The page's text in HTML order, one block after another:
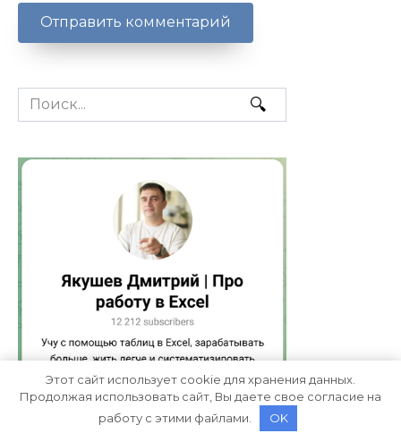
Search
for:
Этот сайт использует cookie для хранения данных.
Продолжая использовать сайт, Вы даете свое согласие на
работу с этими файлами.
OK